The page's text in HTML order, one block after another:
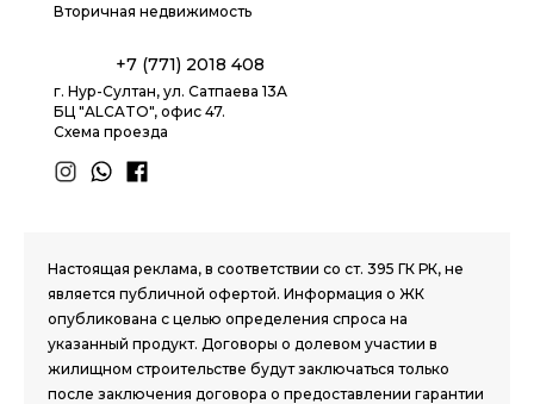
Вторичная недвижимость
+7 (771) 2018 408
г. Нур-Султан, ул. Сатпаева 13А
БЦ "ALCATO", офис 47.
Схема проезда
Настоящая реклама, в соответствии со ст. 395 ГК РК, не
является публичной офертой. Информация о ЖК
опубликована с целью определения спроса на
указанный продукт. Договоры о долевом участии в
жилищном строительстве будут заключаться только
после заключения договора о предоставлении гарантии